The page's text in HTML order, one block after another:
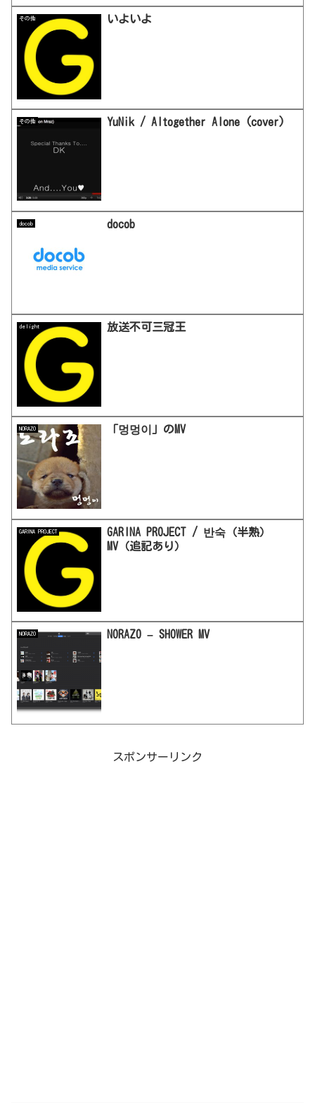
その他 いよいよ
その他 YuNik / Altogether Alone (cover)
docob docob
delight 放送不可三冠王
NORAZO 「멍멍이」のMV
GARINA PROJECT
GARINA PROJECT / 반숙（半熟）
MV（追記あり）
NORAZO NORAZO – SHOWER MV
スポンサーリンク